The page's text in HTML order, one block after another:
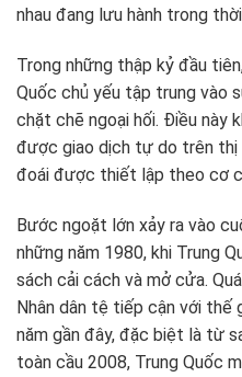
nhau đang lưu hành trong
Trong những thập kỷ đầu
Quốc chủ yếu tập trung vào
chặt chẽ ngoại hối. Điều này
được giao dịch tự do trên
đoái được thiết lập theo cơ
Bước ngoặt lớn xảy ra vào
những năm 1980, khi Trung
sách cải cách và mở cửa.
Nhân dân tệ tiếp cận với thế
năm gần đây, đặc biệt là từ
toàn cầu 2008, Trung Quốc